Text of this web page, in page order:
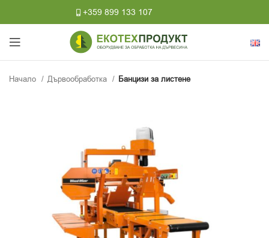
+359 899 133 107
Начало Дървообработка Банцизи за листене